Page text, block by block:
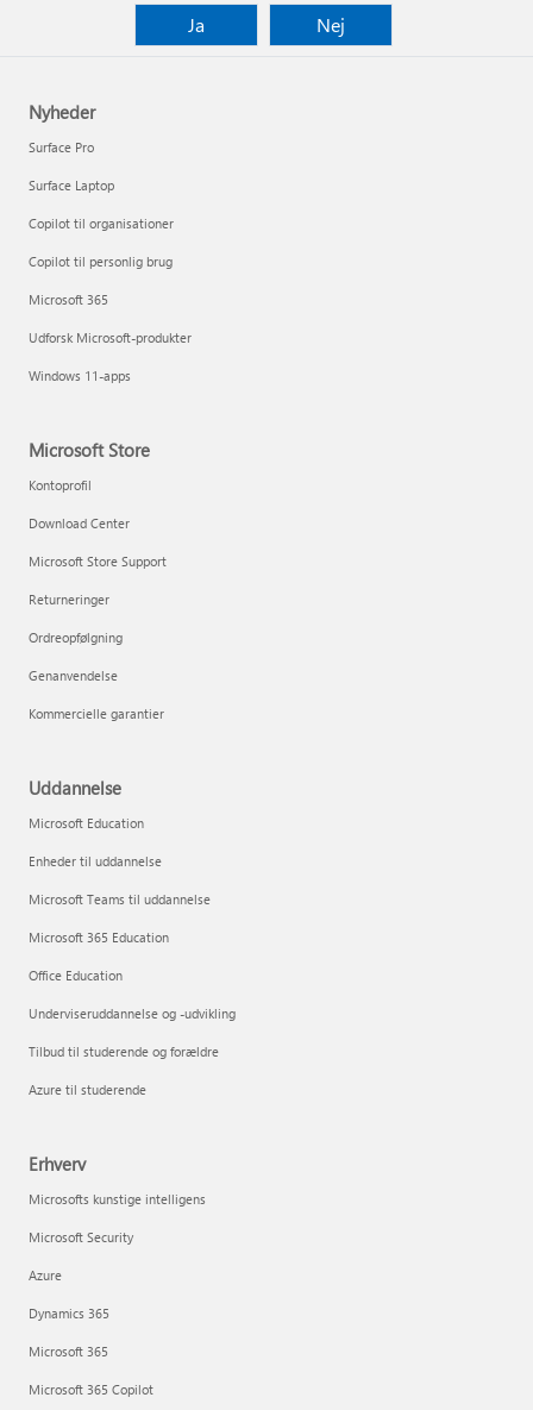
Ja
Nej
Nyheder
Surface Pro
Surface Laptop
Copilot til organisationer
Copilot til personlig brug
Microsoft 365
Udforsk Microsoft-produkter
Windows 11-apps
Microsoft Store
Kontoprofil
Download Center
Microsoft Store Support
Returneringer
Ordreopfølgning
Genanvendelse
Kommercielle garantier
Uddannelse
Microsoft Education
Enheder til uddannelse
Microsoft Teams til uddannelse
Microsoft 365 Education
Office Education
Underviseruddannelse og -udvikling
Tilbud til studerende og forældre
Azure til studerende
Erhverv
Microsofts kunstige intelligens
Microsoft Security
Azure
Dynamics 365
Microsoft 365
Microsoft 365 Copilot